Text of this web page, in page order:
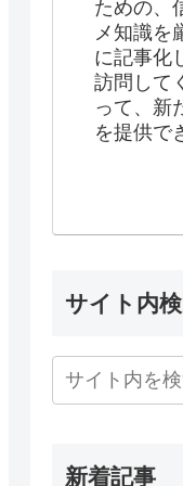
ための、
メ知識を
に記事化
訪問して
って、新
を提供で
サイト内
新着記事